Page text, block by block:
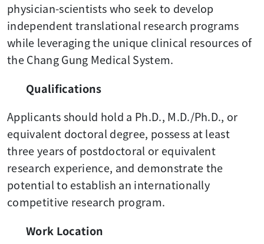
physician-scientists who seek to develop
independent translational research programs
while leveraging the unique clinical resources of
the Chang Gung Medical System.
Qualifications
Applicants should hold a Ph.D., M.D./Ph.D., or
equivalent doctoral degree, possess at least
three years of postdoctoral or equivalent
research experience, and demonstrate the
potential to establish an internationally
competitive research program.
Work Location